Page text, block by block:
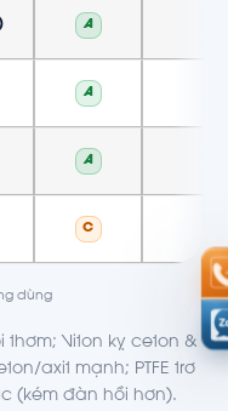
A
A
A
C
dùng
thơm; Viton kỵ ceton &
axit mạnh; PTFE trơ
(kém đàn hồi hơn).